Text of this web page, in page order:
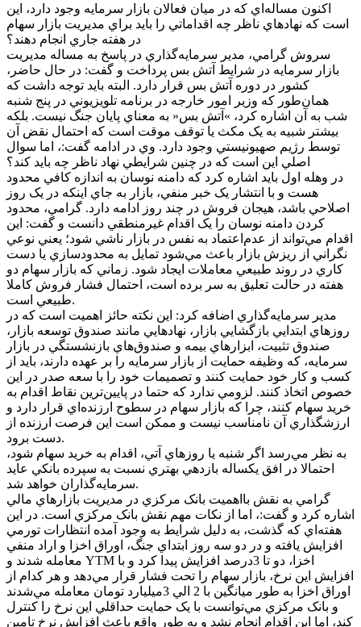
اکنون مساله‌اي که در ميان فعالان بازار سرمايه وجود دارد، اين
است که نهاد‌هاي ناظر چه اقداماتي را بايد براي مديريت بازار سهام
در هفته جاري انجام دهند؟
سروش گرامي، مدير سرمايه‌گذاري در پاسخ به مساله مديريت
بازار سرمايه در شرايط آتش بس پرداخت و گفت: در حال حاضر،
کشور در دوره آتش بس قرار دارد. البته بايد توجه داشت که
همان‌طور که وزير امور خارجه در برنامه تلويزيوني در پنج شنبه
شب به آن اشاره کرد، »آتش بس« به معناي پايان جنگ نيست. بلکه
بيشتر شبيه به يک مکث يا توقف موقت است که احتمال نقض آن
توسط رژيم صهيونيستي وجود دارد. وي در ادامه گفت:، اما سوال
اصلي اين است که در چنين شرايطي نهاد ناظر چه بايد کند؟
در وهله اول بايد اشاره کرد که دامنه نوسان به اندازه کافي محدود
هست و با انتشار يک خبر منفي، بازار به جاي اينکه در يک روز
اصلاحي باشد، هيجان فروش در چند روز ادامه دارد. گرامي، محدود
کردن دامنه نوسان را يک اقدام غيرمنطقي دانست و گفت: اين
اقدام مي‌تواند از عدم‌اعتماد به نفس در بازار ناشي شود؛ يعني نوعي
نگراني از ريزش بازار باعث مي‌شود تمايل به محدودسازي يا دست
کاري در روند طبيعي معاملات ايجاد شود. زماني که بازار سهام دو
هفته در حالت تعليق به سر برده است، احتمال فشار فروش کاملا
طبيعي است.
مدير سرمايه‌گذاري اضافه کرد: اين نکته حائز اهميت است که در
روز‌هاي ابتدايي بازگشايي بازار، نهاد‌هايي مانند صندوق توسعه بازار،
صندوق تثبيت، ابزار‌هاي بيمه و صندوق‌هاي بازنشستگي در بازار
سرمايه، که وظيفه حمايت از بازار سرمايه را بر عهده دارند، بايد از
کسب و کار خود حمايت کنند و تصميمات خود را با سعه صدر در اين
خصوص اتخاذ کنند. لزومي ندارد که حتما در پايين‌ترين نقاط اقدام به
خريد سهام کنند، چرا که بازار سهام در سطوح ارزنده‌اي قرار دارد و
ارزشگذاري آن نامناسب نيست و ممکن است اين فرصت ارزنده از
دست برود.
به نظر مي‌رسد اگر شنبه يا روز‌هاي آتي، اقدام به خريد سهام شود،
احتمالا در افق يکساله بازدهي بهتري نسبت به سپرده بانکي عايد
سرمايه‌گذاران خواهد شد.
گرامي به نقش بااهميت بانک مرکزي در مديريت بازار‌هاي مالي
اشاره کرد و گفت:، اما از نکات مهم نقش بانک مرکزي است. در اين
هفته‌اي که گذشت، به دليل شرايط به وجود آمده انتظارات تورمي
افزايش يافته و در دو سه روز ابتداي جنگ، اوراق اخزا و اراد منفي
معامله شدند و YTM اخزا، دو تا 3‌درصد افزايش پيدا کرد و با
افزايش اين نرخ، بازار سهام را تحت فشار قرار مي‌دهد و هر کدام از
اوراق اخزا به طور ميانگين با 2 الي 3ميليارد تومان معامله مي‌شدند
و بانک مرکزي مي‌توانست با يک حمايت حداقلي اين نرخ را کنترل
کند، اما اين اقدام انجام نشد و به طور واقع باعث افزايش نرخ تامين